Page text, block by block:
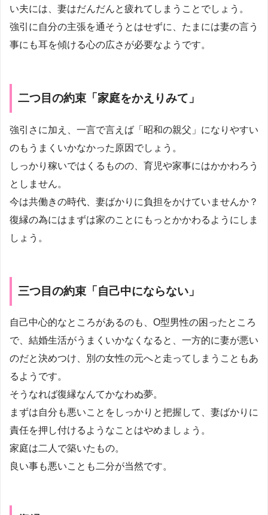
い夫には、妻はだんだんと疲れてしまうことでしょう。
強引に自分の主張を通そうとはせずに、たまには妻の言う
事にも耳を傾ける心の広さが必要なようです。
二つ目の約束「家庭をかえりみて」
強引さに加え、一言で言えば「昭和の親父」になりやすい
のもうまくいかなかった原因でしょう。
しっかり稼いではくるものの、育児や家事にはかかわろう
としません。
今は共働きの時代、妻ばかりに負担をかけていませんか？
復縁の為にはまずは家のことにもっとかかわるようにしま
しょう。
三つ目の約束「自己中にならない」
自己中心的なところがあるのも、O型男性の困ったところ
で、結婚生活がうまくいかなくなると、一方的に妻が悪い
のだと決めつけ、別の女性の元へと走ってしまうこともあ
るようです。
そうなれば復縁なんてかなわぬ夢。
まずは自分も悪いことをしっかりと把握して、妻ばかりに
責任を押し付けるようなことはやめましょう。
家庭は二人で築いたもの。
良い事も悪いことも二分が当然です。